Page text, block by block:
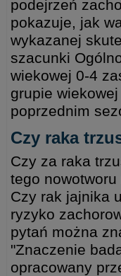
podejrzeń
pokazuje, jak
wykazanej
szacunki
wiekowej 0-4
grupie
poprzednim
Czy raka
Czy za raka
tego
Czy rak jajnika
ryzyko
pytań można
"Znaczenie
opracowany